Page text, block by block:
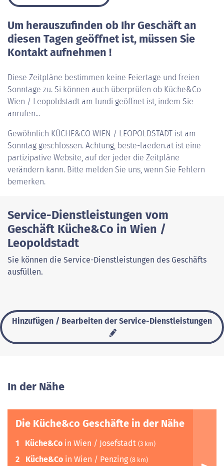
Um herauszufinden ob Ihr Geschäft an
diesen Tagen geöffnet ist, müssen Sie
Kontakt aufnehmen !
Diese Zeitpläne bestimmen keine Feiertage und freien
Sonntage zu. Si können auch überprüfen ob Küche&Co
Wien / Leopoldstadt am lundi geöffnet ist, indem Sie
anrufen...
Gewöhnlich KÜCHE&CO WIEN / LEOPOLDSTADT ist am
Sonntag geschlossen. Achtung, beste-laeden.at ist eine
partizipative Website, auf der jeder die Zeitpläne
verändern kann. Bitte melden Sie uns, wenn Sie Fehlern
bemerken.
Service-Dienstleistungen vom
Geschäft Küche&Co in Wien /
Leopoldstadt
Sie können die Service-Dienstleistungen des Geschäfts
ausfüllen.
Hinzufügen / Bearbeiten der Service-Dienstleistungen
In der Nähe
Die Küche&co Geschäfte in der Nähe
1 Küche&Co in Wien / Josefstadt (3 km)
2 Küche&Co in Wien / Penzing (8 km)